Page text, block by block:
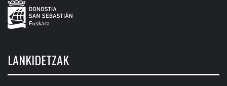
LANKIDETZAK